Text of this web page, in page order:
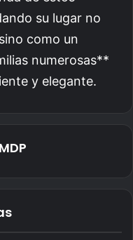
su lugar no
como un
numerosas**
y elegante.